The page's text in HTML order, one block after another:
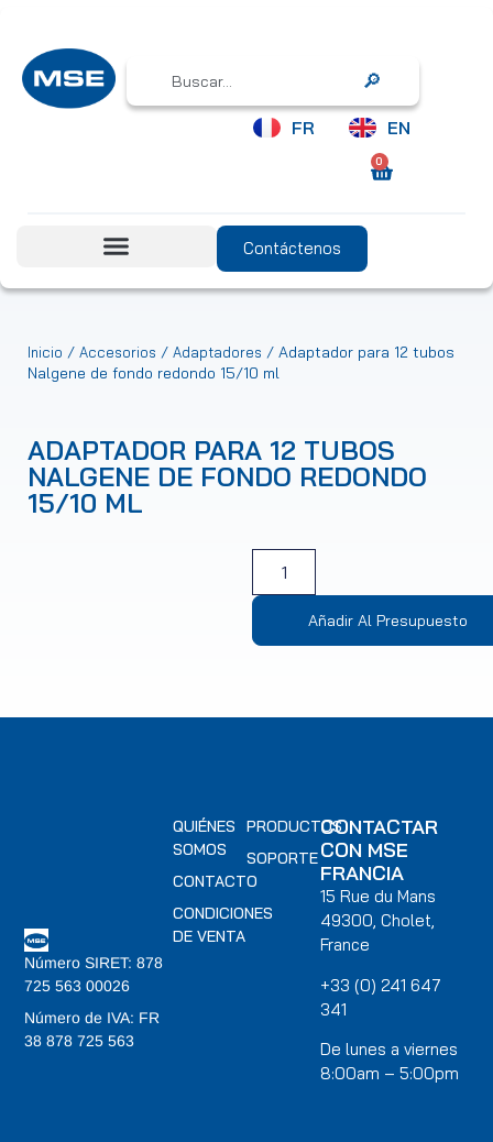
Search
FR EN
0
Contáctenos
Inicio / Accesorios / Adaptadores / Adaptador para 12 tubos
Nalgene de fondo redondo 15/10 ml
ADAPTADOR PARA 12 TUBOS
NALGENE DE FONDO REDONDO
15/10 ML
Añadir Al Presupuesto
Número SIRET: 878
725 563 00026
Número de IVA: FR
38 878 725 563
PRODUCTOS
SOPORTE
QUIÉNES
SOMOS
CONTACTO
CONDICIONES
DE VENTA
CONTACTAR
CON MSE
FRANCIA
15 Rue du Mans
49300, Cholet,
France
+33 (0) 241 647
341
De lunes a viernes
8:00am – 5:00pm